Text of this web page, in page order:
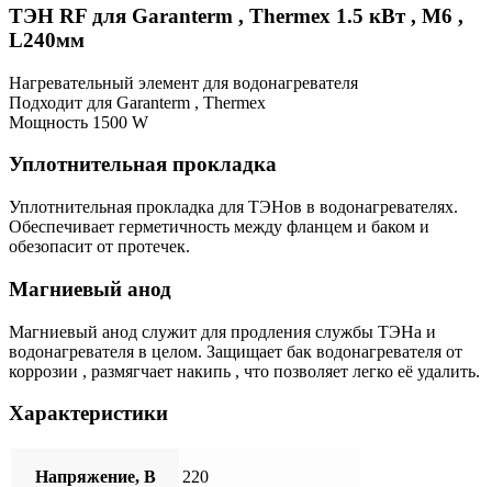
ТЭН RF для Garanterm , Thermex 1.5 кВт , М6 ,
L240мм
Нагревательный элемент для водонагревателя
Подходит для Garanterm , Thermex
Мощность 1500 W
Уплотнительная прокладка
Уплотнительная прокладка для ТЭНов в водонагревателях.
Обеспечивает герметичность между фланцем и баком и
обезопасит от протечек.
Магниевый анод
Магниевый анод служит для продления службы ТЭНа и
водонагревателя в целом. Защищает бак водонагревателя от
коррозии , размягчает накипь , что позволяет легко её удалить.
Характеристики
Напряжение, В 220